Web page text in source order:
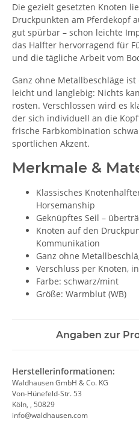
Die gezielt gesetzten Knoten
Druckpunkten am Pferdekopf
gut spürbar – schon leichte
das Halfter hervorragend für
und die tägliche Arbeit vom
Ganz ohne Metallbeschläge
leicht und langlebig: Nichts
rosten. Verschlossen wird es
der sich individuell an die
frische Farbkombination
sportlichen Akzent.
Merkmale &
Klassisches
Horsemanship
Geknüpftes Seil –
Knoten auf den
Kommunikation
Ganz ohne
Verschluss per Knoten,
Farbe: schwarz/mint
Größe: Warmblut (WB)
Angaben zur
Herstellerinformationen:
Waldhausen GmbH & Co. KG
Von-Hünefeld-Str. 53
Köln, , 50829
info@waldhausen.com